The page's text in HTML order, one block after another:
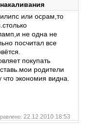
или осрам,то
не одна не
посчитал все
покупать
родители
что экономия видна.
22.12.2010 18:53